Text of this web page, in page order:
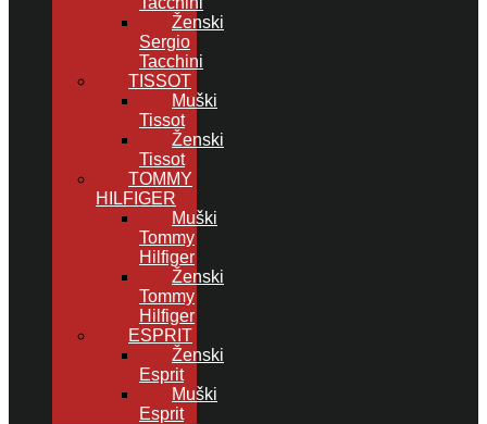
Ženski
Sergio
Tacchini
TISSOT
Muški
Tissot
Ženski
Tissot
TOMMY
HILFIGER
Muški
Tommy
Hilfiger
Ženski
Tommy
Hilfiger
ESPRIT
Ženski
Esprit
Muški
Esprit